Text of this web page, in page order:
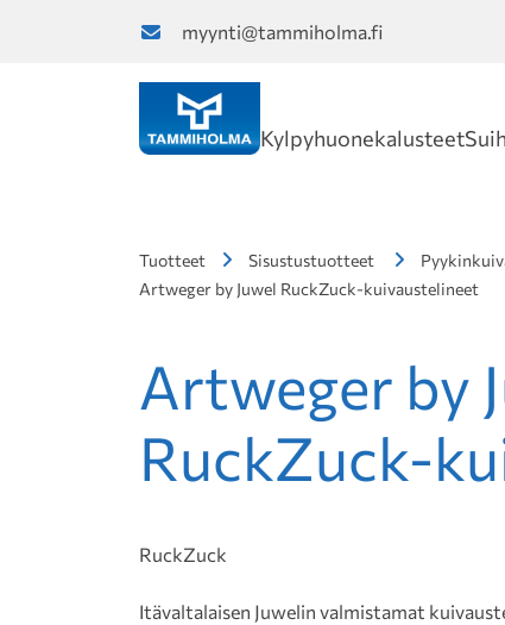
myynti@tammiholma.fi
Kylpyhuonekalusteet
Tuotteet Sisustustuotteet
Artweger by Juwel RuckZuck-kuivaustelineet
Artweger by
RuckZuck-
RuckZuck
Itävaltalaisen Juwelin valmistamat